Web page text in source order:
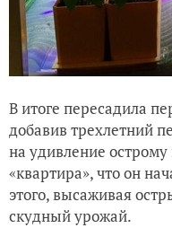
В итоге пересадила
добавив трехлетний
на удивление острому
«квартира», что он
этого, высаживая
скудный урожай.